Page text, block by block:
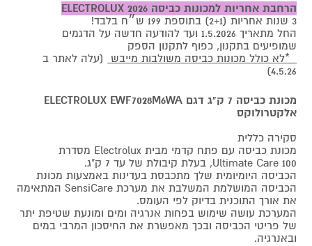
הרחבת אחריות למכונות כביסה ELECTROLUX 2026
3 שנות אחריות (2+1) בתוספת 199 ש״ח בלבד!
החל מתאריך 1.5.2026 ועד להודעה חדשה על הדגמים
שמופיעים בתקנון, כפוף לתקנון הספק
*לא כולל מכונות כביסה משולבות מייבש
(עלה לאתר ב
4.5.26)
מכונת כביסה 7 ק"ג דגם ELECTROLUX EWF7028M6WA
אלקטרולוקס
סקירה כללית
מכונת כביסה עם פתח קדמי מבית Electrolux מסדרת
Ultimate Care 100, בעלת קיבולת של עד 7 ק"ג.
הכביסה היומיומית שלך מתכבסת בעדינות באמצעות מכונת
הכביסה המושלמת המשלבת את מערכת SensiCare המתאימה
את אורך התוכנית בדיוק לפי העומס.
המערכת עושה שימוש בפחות אנרגיה ומים ומונעת שטיפת יתר
של פריטי הכביסה ובכך מאפשרת את החיסכון המרבי במים
ובאנרגיה.